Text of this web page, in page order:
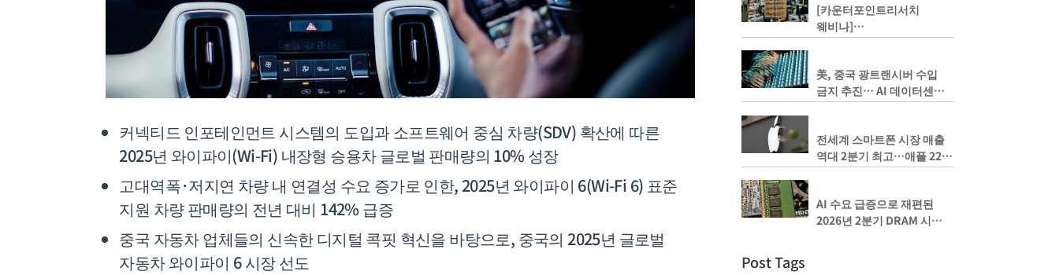
커넥티드 인포테인먼트 시스템의 도입과 소프트웨어 중심 차량(SDV) 확산에 따른
2025년 와이파이(Wi-Fi) 내장형 승용차 글로벌 판매량의 10% 성장
고대역폭·저지연 차량 내 연결성 수요 증가로 인한, 2025년 와이파이 6(Wi-Fi 6) 표준
지원 차량 판매량의 전년 대비 142% 급증
중국 자동차 업체들의 신속한 디지털 콕핏 혁신을 바탕으로, 중국의 2025년 글로벌
자동차 와이파이 6 시장 선도
[카운터포인트리서치
웨비나]
50% 급등한 메모리 가격, 내
美, 중국 광트랜시버 수입
금지 추진… AI 데이터센터
공급망 비상
전세계 스마트폰 시장 매출
역대 2분기 최고…애플 22%
성장·삼성 9% 증가
AI 수요 급증으로 재편된
2026년 2분기 DRAM 시장,
Post Tags